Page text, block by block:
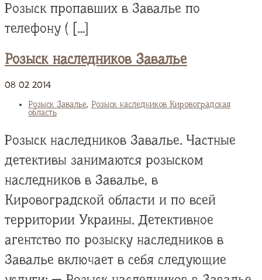
Розыск пропавших в Завалье по
телефону ( […]
Розыск наследников Завалье
08 02 2014
Розыск Завалье, Розыск наследников Кировоградская
область
Розыск наследников Завалье. Частные
детективы занимаются розыском
наследников в Завалье, в
Кировоградской области и по всей
территории Украины. Детективное
агентство по розыску наследников в
Завалье включает в себя следующие